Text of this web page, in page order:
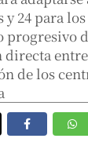
24 para
progresivo
entre
de los
la atención